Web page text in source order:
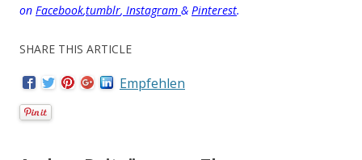
on Facebook,tumblr, Instagram & Pinterest.
SHARE THIS ARTICLE
Empfehlen